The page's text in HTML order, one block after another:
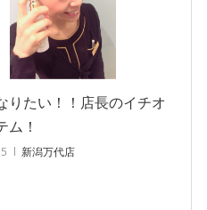
りたい！！店長のイチオ
ム！
新潟万代店